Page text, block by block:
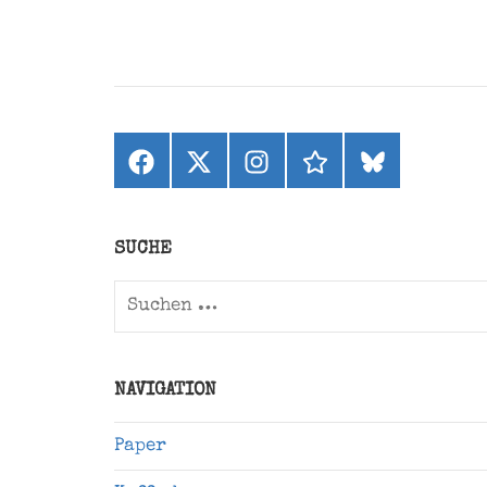
Facebook
X
(ehemals
Instagramthreadsbluesky
SUCHE
Suchen
NAVIGATION
Paper